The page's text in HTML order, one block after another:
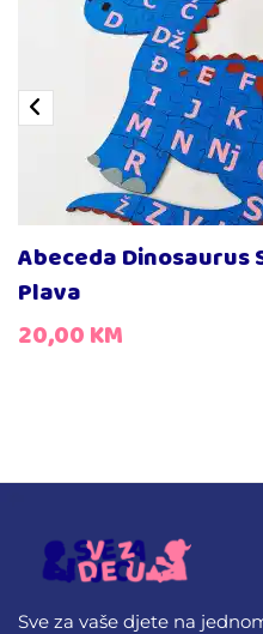
Abeceda Dinosaurus
Plava
20,00KM
Sve za vaše djete na